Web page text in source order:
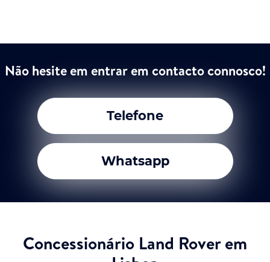
Não hesite em entrar em contacto connosco!
Telefone
Whatsapp
Concessionário Land Rover em